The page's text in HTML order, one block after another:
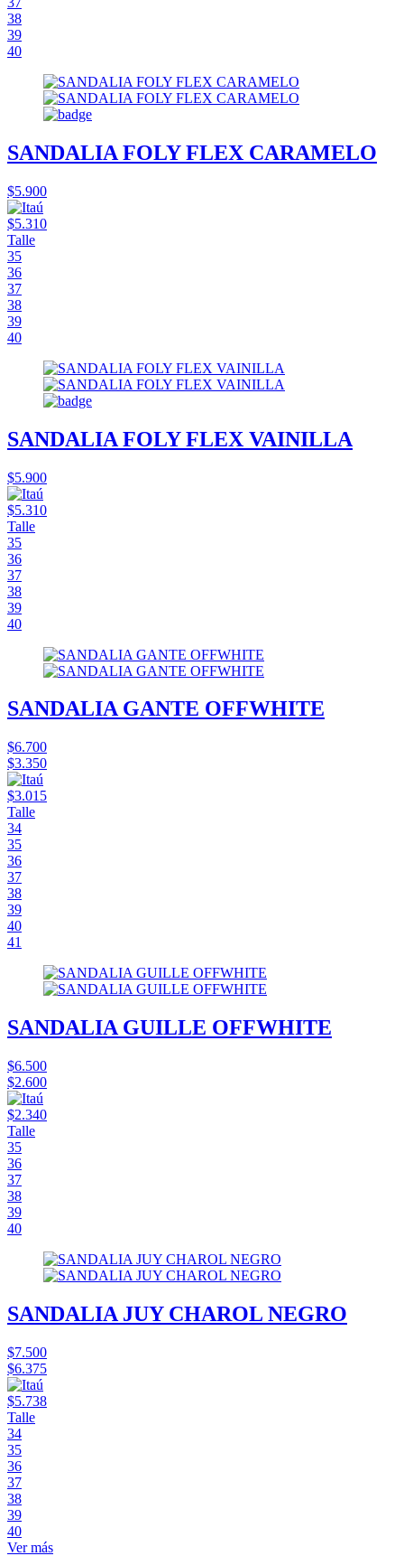
38
39
40
SANDALIA FOLY FLEX CARAMELO
$5.900
$5.310
Talle
35
36
37
38
39
40
SANDALIA FOLY FLEX VAINILLA
$5.900
$5.310
Talle
35
36
37
38
39
40
SANDALIA GANTE OFFWHITE
$6.700
$3.350
$3.015
Talle
34
35
36
37
38
39
40
41
SANDALIA GUILLE OFFWHITE
$6.500
$2.600
$2.340
Talle
35
36
37
38
39
40
SANDALIA JUY CHAROL NEGRO
$7.500
$6.375
$5.738
Talle
34
35
36
37
38
39
40
Ver más